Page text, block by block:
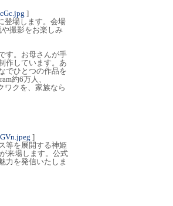
]
登場します。会場
撮影をお楽しみ
す。お母さんが手
作しています。あ
でひとつの作品を
約6万人、
ワクを、家族なら
]
等を展開する神姫
来場します。公式
力を発信いたしま